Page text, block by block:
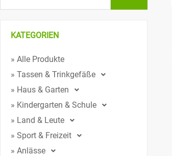
KATEGORIEN
» Alle Produkte
» Tassen & Trinkgefäße
» Haus & Garten
» Kindergarten & Schule
» Land & Leute
» Sport & Freizeit
» Anlässe